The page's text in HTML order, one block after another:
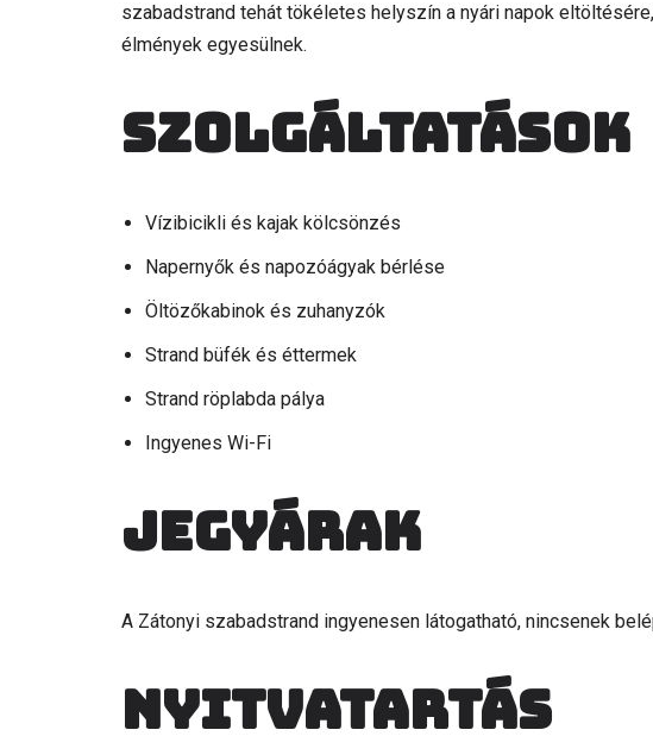
szabadstrand tehát tökéletes helyszín a nyári napok
élmények egyesülnek.
Szolgáltatások
Vízibicikli és kajak kölcsönzés
Napernyők és napozóágyak bérlése
Öltözőkabinok és zuhanyzók
Strand büfék és éttermek
Strand röplabda pálya
Ingyenes Wi-Fi
Jegyárak
A Zátonyi szabadstrand ingyenesen látogatható, nincsenek
Nyitvatartás